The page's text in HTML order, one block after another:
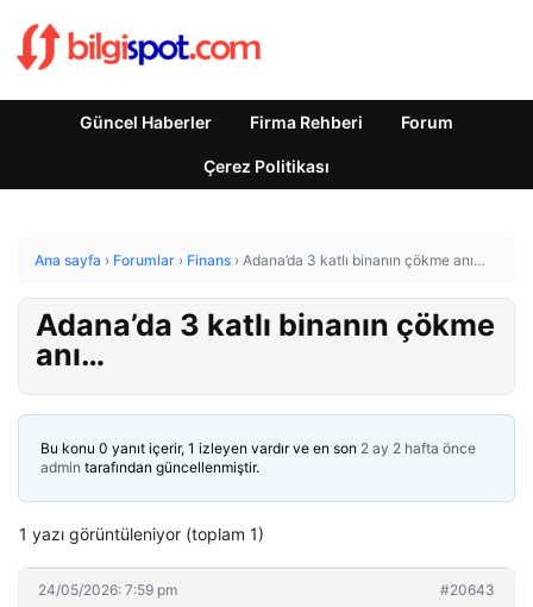
Güncel Haberler Firma Rehberi Forum
Çerez Politikası
Ana sayfa › Forumlar › Finans › Adana’da 3 katlı binanın çökme anı…
Adana’da 3 katlı binanın çökme
anı…
Bu konu 0 yanıt içerir, 1 izleyen vardır ve en son 2 ay 2 hafta önce
admin tarafından güncellenmiştir.
1 yazı görüntüleniyor (toplam 1)
24/05/2026: 7:59 pm #20643